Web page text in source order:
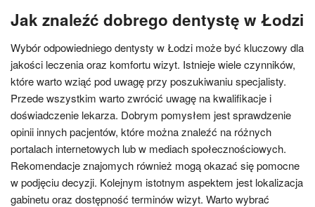
Jak znaleźć dobrego dentystę w Łodzi
Wybór odpowiedniego dentysty w Łodzi może być kluczowy dla
jakości leczenia oraz komfortu wizyt. Istnieje wiele czynników,
które warto wziąć pod uwagę przy poszukiwaniu specjalisty.
Przede wszystkim warto zwrócić uwagę na kwalifikacje i
doświadczenie lekarza. Dobrym pomysłem jest sprawdzenie
opinii innych pacjentów, które można znaleźć na różnych
portalach internetowych lub w mediach społecznościowych.
Rekomendacje znajomych również mogą okazać się pomocne
w podjęciu decyzji. Kolejnym istotnym aspektem jest lokalizacja
gabinetu oraz dostępność terminów wizyt. Warto wybrać